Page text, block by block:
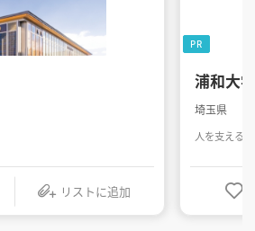
リストに追加
浦和大学
埼玉県
人を支える
PR